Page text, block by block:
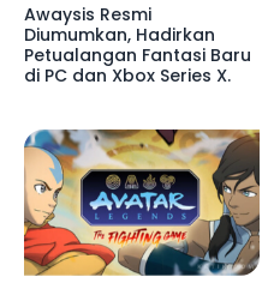
Awaysis Resmi
Diumumkan, Hadirkan
Petualangan Fantasi Baru
di PC dan Xbox Series X.